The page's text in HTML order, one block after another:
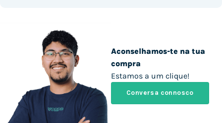
Aconselhamos-te na tua
compra
Estamos a um clique!
Conversa connosco